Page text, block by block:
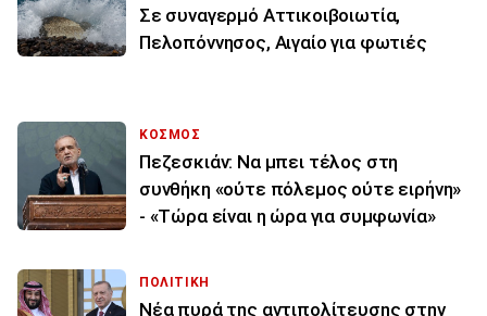
Σε συναγερμό Αττικοιβοιωτία,
Πελοπόννησος, Αιγαίο για φωτιές
ΚΟΣΜΟΣ
Πεζεσκιάν: Να μπει τέλος στη
συνθήκη «ούτε πόλεμος ούτε ειρήνη»
- «Τώρα είναι η ώρα για συμφωνία»
ΠΟΛΙΤΙΚΗ
Νέα πυρά της αντιπολίτευσης στην